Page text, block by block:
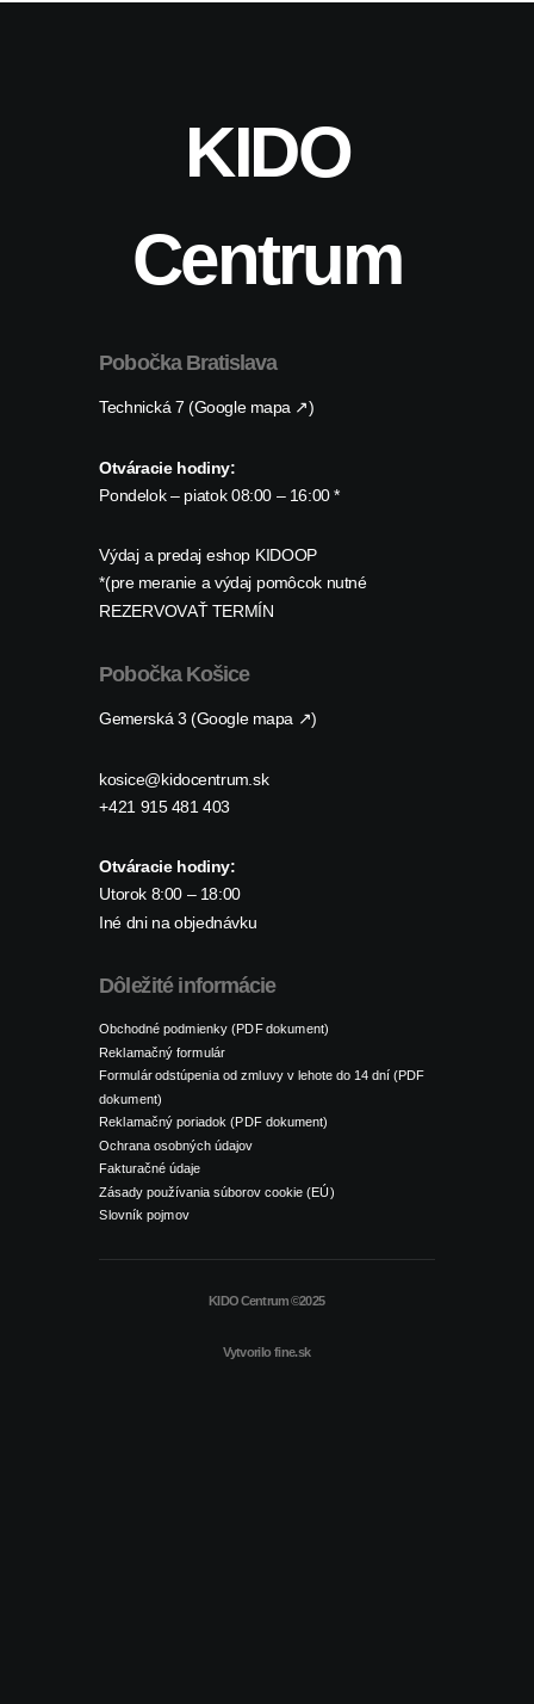
KIDO
Centrum
Pobočka Bratislava
Technická 7 (Google mapa ↗)
Otváracie hodiny:
Pondelok – piatok 08:00 – 16:00 *
Výdaj a predaj eshop KIDOOP
*(pre meranie a výdaj pomôcok nutné
REZERVOVAŤ TERMÍN
Pobočka Košice
Gemerská 3 (Google mapa ↗)
kosice@kidocentrum.sk
+421 915 481 403
Otváracie hodiny:
Utorok 8:00 – 18:00
Iné dni na objednávku
Dôležité informácie
Obchodné podmienky (PDF dokument)
Reklamačný formulár
Formulár odstúpenia od zmluvy v lehote do 14 dní (PDF
dokument)
Reklamačný poriadok (PDF dokument)
Ochrana osobných údajov
Fakturačné údaje
Zásady používania súborov cookie (EÚ)
Slovník pojmov
KIDO Centrum ©2025
Vytvorilo fine.sk